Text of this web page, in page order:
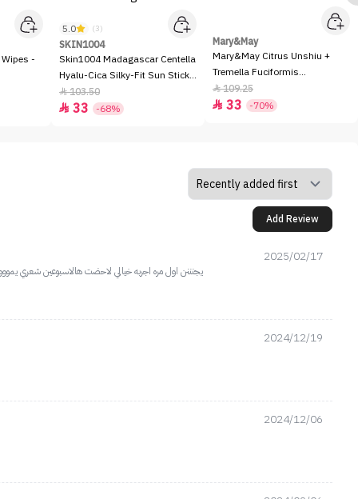
-
5.0 (3)
SKIN1004
Skin1004 Madagascar Centella
Hyalu-Cica Silky-Fit Sun Stick
SPF50+ - 7gm
103.50
 33 -68%
Mary&May
Mary&May Citrus Unshiu +
Tremella Fuciformis
Serum30ml
109.25
 33 -70%
Add Review
2025/02/17
يجنننن اول مره اجربه خيالي لاحضت هالاسبوعين شعري
2024/12/19
2024/12/06